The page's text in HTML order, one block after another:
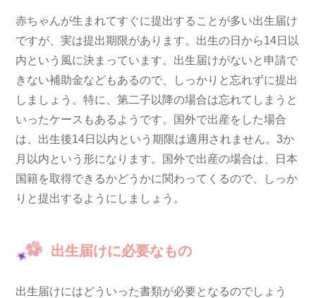
赤ちゃんが生まれてすぐに提出することが多い出生届け
ですが、実は提出期限があります。出生の日から14日以
内という風に決まっています。出生届けがないと申請で
きない補助金などもあるので、しっかりと忘れずに提出
しましょう。特に、第二子以降の場合は忘れてしまうと
いったケースもあるようです。国外で出産をした場合
は、出生後14日以内という期限は適用されません。3か
月以内という形になります。国外で出産の場合は、日本
国籍を取得できるかどうかに関わってくるので、しっか
りと提出するようにしましょう。
出生届けに必要なもの
出生届けにはどういった書類が必要となるのでしょう